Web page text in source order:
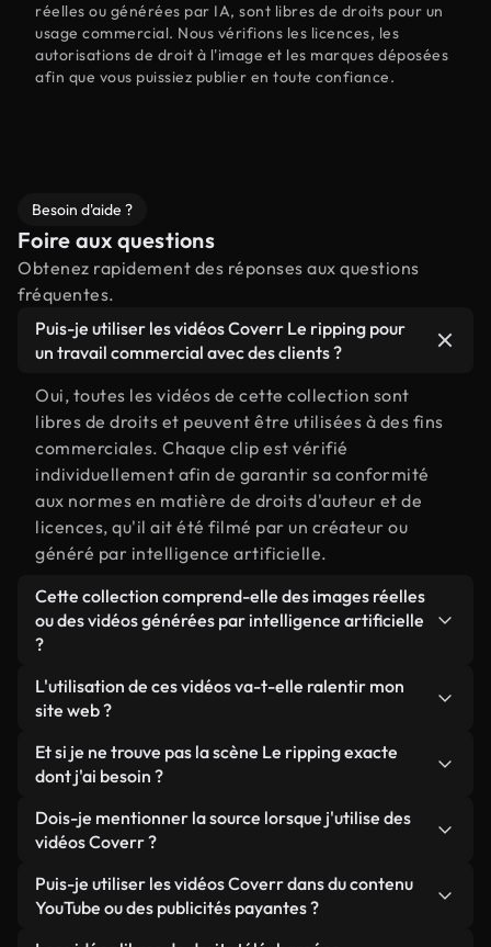
réelles ou générées par IA, sont libres de droits pour un
usage commercial. Nous vérifions les licences, les
autorisations de droit à l'image et les marques déposées
afin que vous puissiez publier en toute confiance.
Besoin d'aide ?
Foire aux questions
Obtenez rapidement des réponses aux questions
fréquentes.
Puis-je utiliser les vidéos Coverr Le ripping pour
un travail commercial avec des clients ?
Oui, toutes les vidéos de cette collection sont
libres de droits et peuvent être utilisées à des fins
commerciales. Chaque clip est vérifié
individuellement afin de garantir sa conformité
aux normes en matière de droits d'auteur et de
licences, qu'il ait été filmé par un créateur ou
généré par intelligence artificielle.
Cette collection comprend-elle des images réelles
ou des vidéos générées par intelligence artificielle
?
Les deux. Il s'agit d'une bibliothèque hybride
composée de véritables images filmées par des
générées par IA. Chaque vidéo est clairement
identifiée afin que vous sachiez toujours ce que
vous utilisez.
L'utilisation de ces vidéos va-t-elle ralentir mon
site web ?
Sauf si vous choisissez nos versions optimisées.
Nous proposons des formats légers, prêts pour le
ils conservent une qualité élevée tout en
minimisant les temps de chargement et en
améliorant des indicateurs comme le LCP.
Et si je ne trouve pas la scène Le ripping exacte
dont j'ai besoin ?
Vous pouvez en créer une instantanément avec
Coverr AI Studio. Il vous suffit de décrire la scène,
le Studio générera en quelques secondes une vidéo
personnalisée conforme à nos normes de licence.
Dois-je mentionner la source lorsque j'utilise des
vidéos Coverr ?
Aucune attribution n'est requise. Toutes les vidéos
de notre bibliothèque sont libres de droits et
Puis-je utiliser les vidéos Coverr dans du contenu
YouTube ou des publicités payantes ?
Oui. Toutes les séquences vidéo de Coverr peuvent